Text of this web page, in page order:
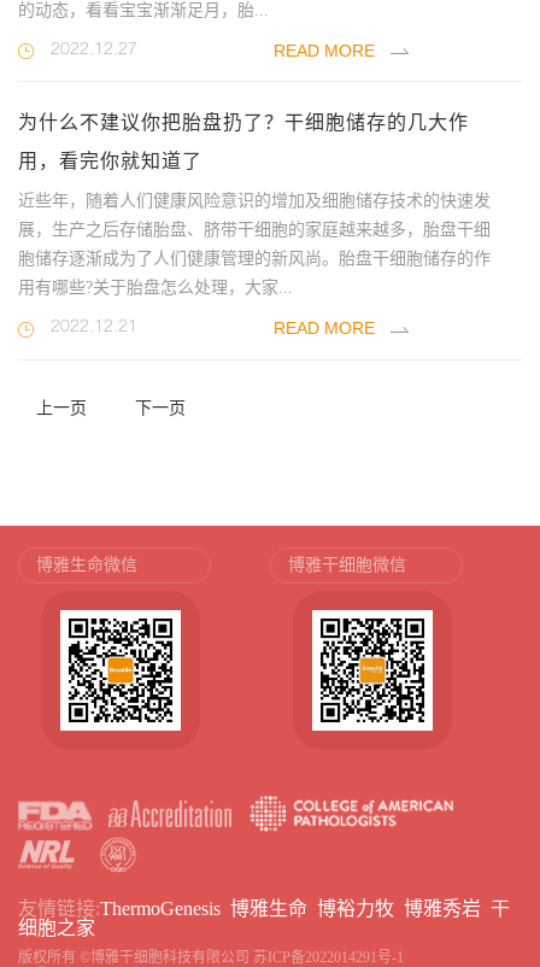
的动态，看看宝宝渐渐足月，胎...
2022.12.27 READ MORE
为什么不建议你把胎盘扔了？干细胞储存的几大作
用，看完你就知道了
近些年，随着人们健康风险意识的增加及细胞储存技术的快速发
展，生产之后存储胎盘、脐带干细胞的家庭越来越多，胎盘干细
胞储存逐渐成为了人们健康管理的新风尚。胎盘干细胞储存的作
用有哪些?关于胎盘怎么处理，大家...
2022.12.21 READ MORE
上一页 下一页
博雅生命微信 博雅干细胞微信
友情链接:ThermoGenesis 博雅生命 博裕力牧 博雅秀岩 干
细胞之家
版权所有 ©博雅干细胞科技有限公司 苏ICP备2022014291号-1